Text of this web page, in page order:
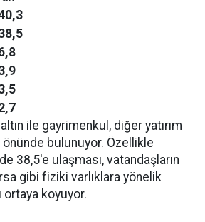
ile gayrimenkul, diğer yatırım
önünde bulunuyor. Özellikle
38,5'e ulaşması, vatandaşların
gibi fiziki varlıklara yönelik
koyuyor.